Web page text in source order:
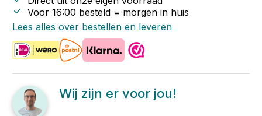
Voor 16:00 besteld = morgen in huis
Lees alles over bestellen en leveren
Wij zijn er voor jou!